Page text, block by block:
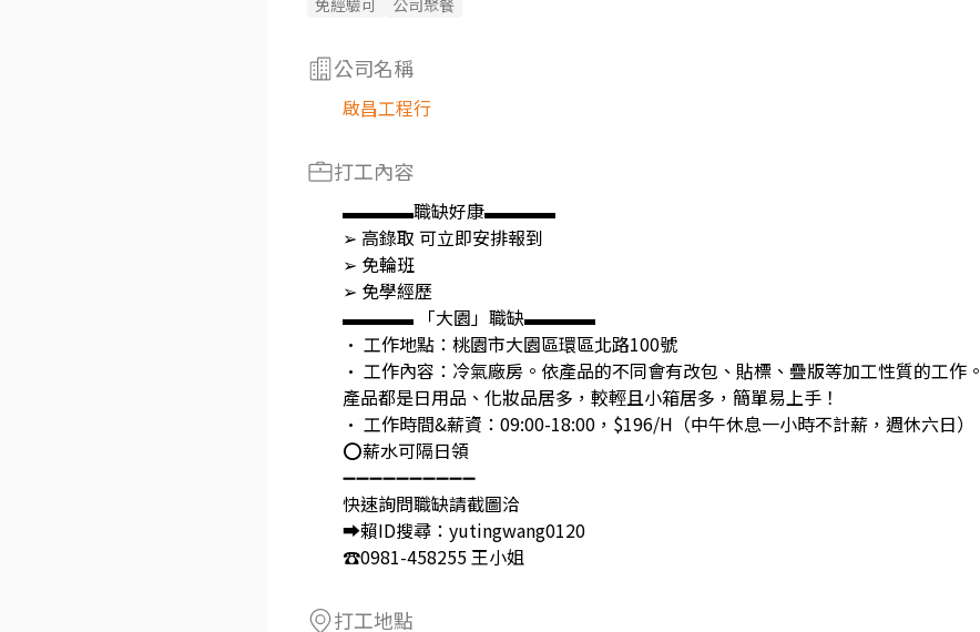
免經驗可 公司聚餐
公司名稱
啟昌工程行
打工內容
▬▬▬▬職缺好康▬▬▬▬
➢ 高錄取 可立即安排報到
➢ 免輪班
➢ 免學經歷
▬▬▬▬ 「大園」職缺▬▬▬▬
• 工作地點：桃園市大園區環區北路100號
• 工作內容：冷氣廠房。依產品的不同會有改包、貼標、疊版等加工性質的工作。
產品都是日用品、化妝品居多，較輕且小箱居多，簡單易上手！
• 工作時間&薪資：09:00-18:00，$196/H（中午休息一小時不計薪，週休六日）
⭕️薪水可隔日領
➖➖➖➖➖➖➖➖➖➖
快速詢問職缺請截圖洽
➡賴ID搜尋：yutingwang0120
☎️0981-458255 王小姐
打工地點